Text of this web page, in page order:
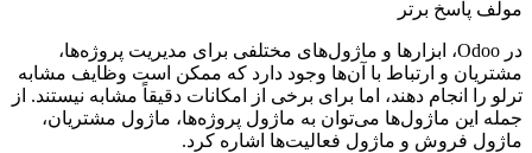
مولف پاسخ برتر
در Odoo، ابزارها و ماژول‌های مختلفی برای مدیریت پروژه‌ها،
مشتریان و ارتباط با آن‌ها وجود دارد که ممکن است وظایف مشابه
ترلو را انجام دهند، اما برای برخی از امکانات دقیقاً مشابه نیستند. از
جمله این ماژول‌ها می‌توان به ماژول پروژه‌ها، ماژول مشتریان،
ماژول فروش و ماژول فعالیت‌ها اشاره کرد.